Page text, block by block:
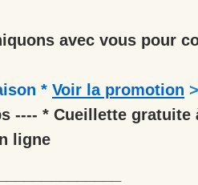
avec vous pour
* Voir la promotion >
---- * Cueillette gratuite
ligne